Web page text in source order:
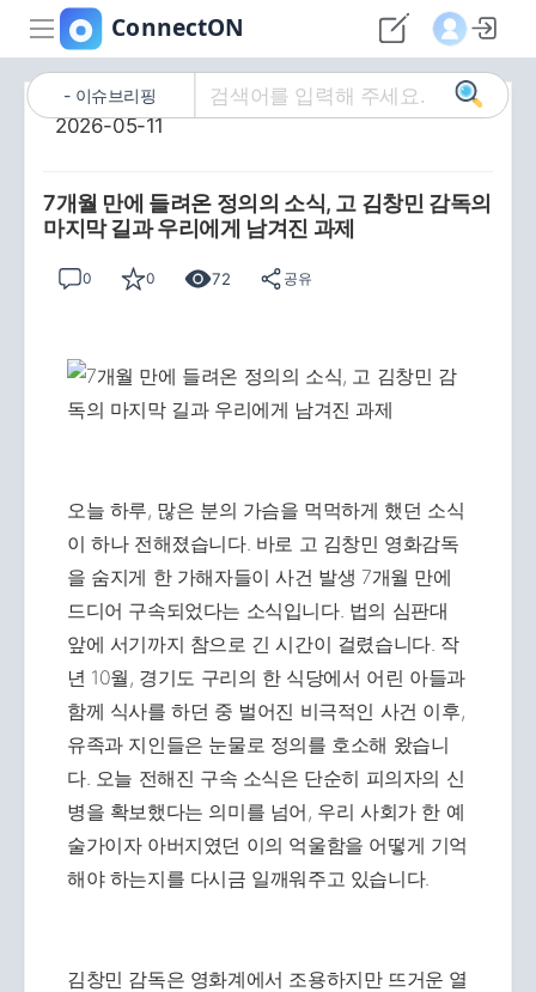
이슈브리핑
2026-05-11
7개월 만에 들려온 정의의 소식, 고 김창민 감독의
마지막 길과 우리에게 남겨진 과제
0 0 72 공유
오늘 하루, 많은 분의 가슴을 먹먹하게 했던 소식
이 하나 전해졌습니다. 바로 고 김창민 영화감독
을 숨지게 한 가해자들이 사건 발생 7개월 만에
드디어 구속되었다는 소식입니다. 법의 심판대
앞에 서기까지 참으로 긴 시간이 걸렸습니다. 작
년 10월, 경기도 구리의 한 식당에서 어린 아들과
함께 식사를 하던 중 벌어진 비극적인 사건 이후,
유족과 지인들은 눈물로 정의를 호소해 왔습니
다. 오늘 전해진 구속 소식은 단순히 피의자의 신
병을 확보했다는 의미를 넘어, 우리 사회가 한 예
술가이자 아버지였던 이의 억울함을 어떻게 기억
해야 하는지를 다시금 일깨워주고 있습니다.
김창민 감독은 영화계에서 조용하지만 뜨거운 열